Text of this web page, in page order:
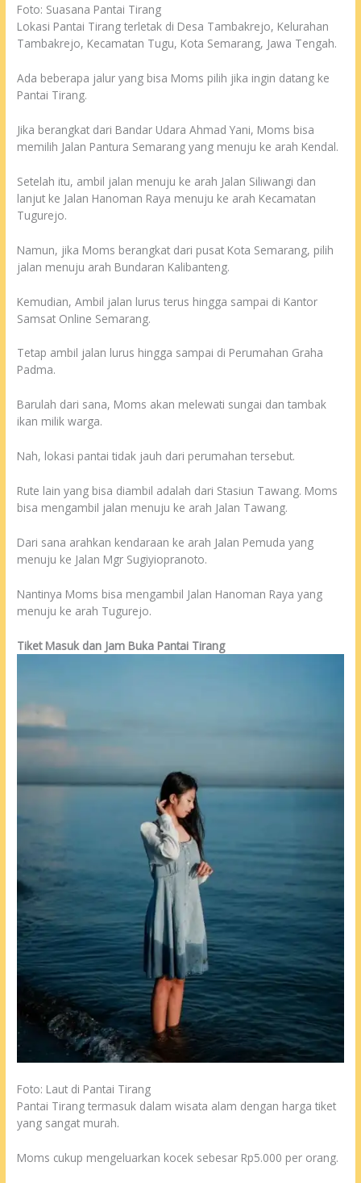
Foto: Suasana Pantai Tirang
Lokasi Pantai Tirang terletak di Desa Tambakrejo, Kelurahan
Tambakrejo, Kecamatan Tugu, Kota Semarang, Jawa Tengah.
Ada beberapa jalur yang bisa Moms pilih jika ingin datang ke
Pantai Tirang.
Jika berangkat dari Bandar Udara Ahmad Yani, Moms bisa
memilih Jalan Pantura Semarang yang menuju ke arah Kendal.
Setelah itu, ambil jalan menuju ke arah Jalan Siliwangi dan
lanjut ke Jalan Hanoman Raya menuju ke arah Kecamatan
Tugurejo.
Namun, jika Moms berangkat dari pusat Kota Semarang, pilih
jalan menuju arah Bundaran Kalibanteng.
Kemudian, Ambil jalan lurus terus hingga sampai di Kantor
Samsat Online Semarang.
Tetap ambil jalan lurus hingga sampai di Perumahan Graha
Padma.
Barulah dari sana, Moms akan melewati sungai dan tambak
ikan milik warga.
Nah, lokasi pantai tidak jauh dari perumahan tersebut.
Rute lain yang bisa diambil adalah dari Stasiun Tawang. Moms
bisa mengambil jalan menuju ke arah Jalan Tawang.
Dari sana arahkan kendaraan ke arah Jalan Pemuda yang
menuju ke Jalan Mgr Sugiyiopranoto.
Nantinya Moms bisa mengambil Jalan Hanoman Raya yang
menuju ke arah Tugurejo.
Tiket Masuk dan Jam Buka Pantai Tirang
Foto: Laut di Pantai Tirang
Pantai Tirang termasuk dalam wisata alam dengan harga tiket
yang sangat murah.
Moms cukup mengeluarkan kocek sebesar Rp5.000 per orang.